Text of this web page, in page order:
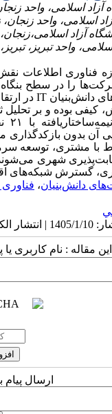
اطلاعات نقش
را در سطح
دانش‌بنیان ITدر
بوده و بر تحلیل
با
۲۱
بدون بازکدگذاری
با مشتری، توسعه
شهری می‌شوند.
گسترش شبکه‌های
دانش‌بنیان،
مقاله : نام کاربری
ارسال